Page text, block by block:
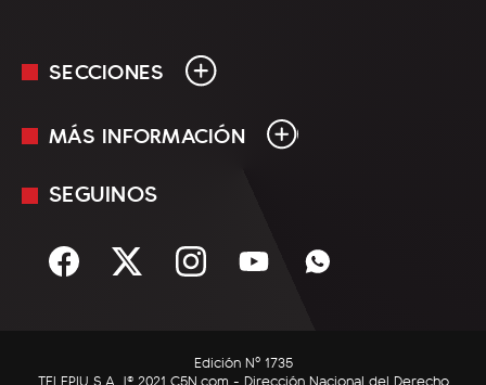
SECCIONES
En Vivo
Sociedad
C5N Autos
MÁS INFORMACIÓN
Mediakit
Términos y condiciones
SEGUINOS
Edición Nº 1735
TELEPIU S.A. |© 2021 C5N.com - Dirección Nacional del Derecho